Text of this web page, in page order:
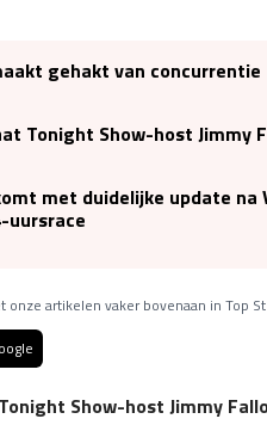
gehakt van
Tonight Show-host Jimmy
met duidelijke update na
uursrace
onze artikelen vaker bovenaan in Top
Show-host Jimmy